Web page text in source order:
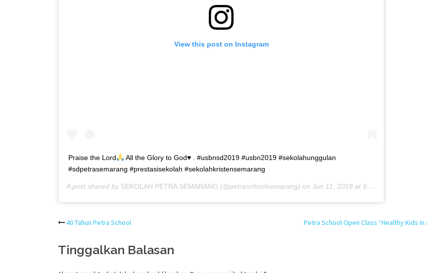
View this post on Instagram
Praise the Lord All the Glory to God♥️. #usbnsd2019 #usbn2019 #sekolahunggulan
#sdpetrasemarang #prestasisekolah #sekolahkristensemarang
A post shared by SEKOLAH PETRA SEMARANG (@petraschoolsemarang) on Jun 11, 2019 at 9:43pm PDT
Post
navigation
40 Tahun Petra School Petra School Open Class “Healthy Kids In
Tinggalkan Balasan